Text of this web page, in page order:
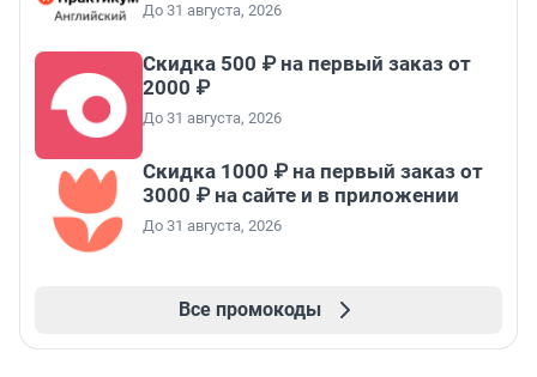
До 31 августа, 2026
Скидка 500 ₽ на первый заказ от
2000 ₽
До 31 августа, 2026
Скидка 1000 ₽ на первый заказ от
3000 ₽ на сайте и в приложении
До 31 августа, 2026
Все промокоды